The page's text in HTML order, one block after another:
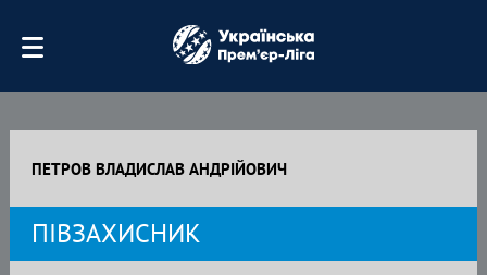
ПЕТРОВ ВЛАДИСЛАВ АНДРІЙОВИЧ
ПІВЗАХИСНИК